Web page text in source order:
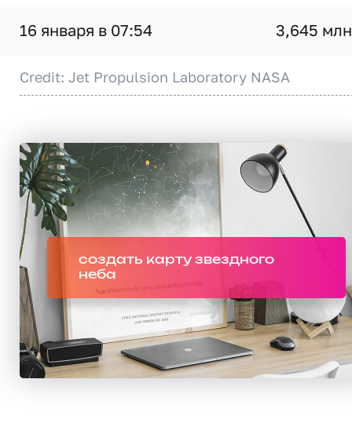
16 января в 07:54 3,645
Credit: Jet Propulsion Laboratory NASA
создать карту звездного
неба